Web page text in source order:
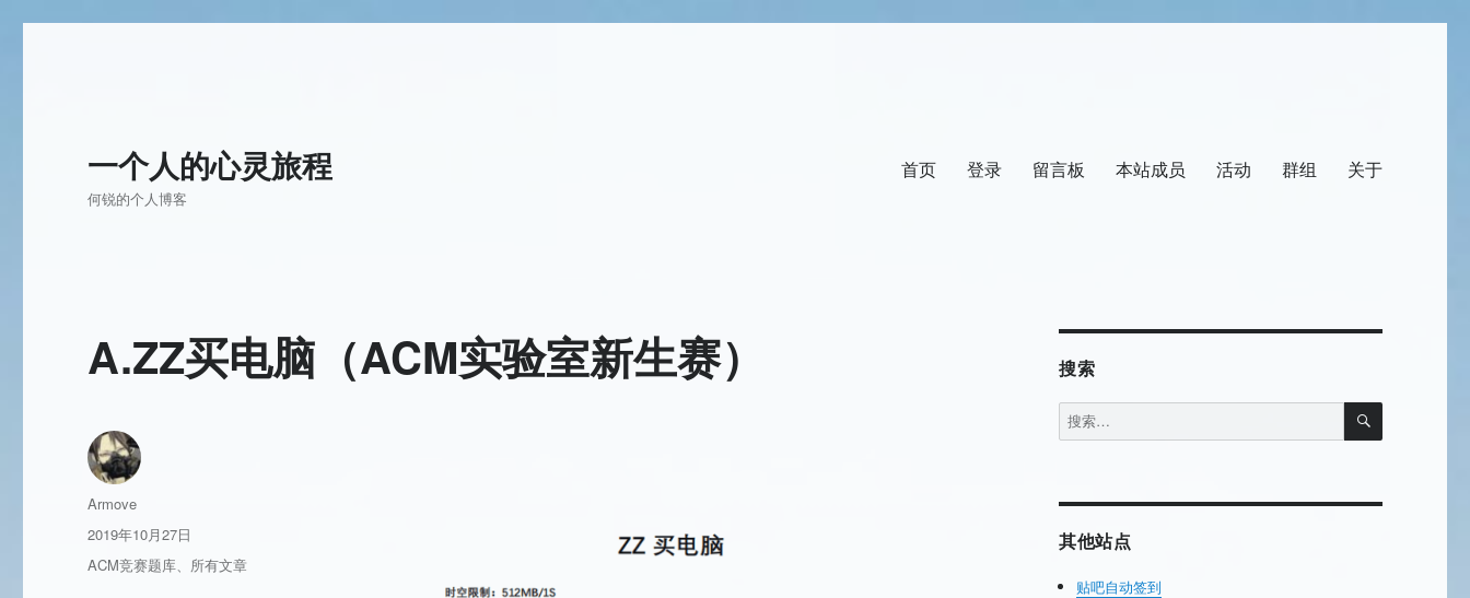
一个人的心灵旅程
何锐的个人博客
首页 登录 留言板 本站成员 活动 群组 关于
A.ZZ买电脑（ACM实验室新生赛）
作
者
Armove
发
布
2019年10月27日
分
ACM竞赛题库、 所有文章
搜索
搜
索：
搜
其他站点
贴吧自动签到